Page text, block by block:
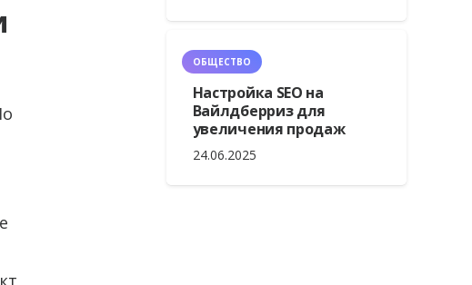
ОБЩЕСТВО
Настройка SEO на
Вайлдберриз для
увеличения продаж
24.06.2025